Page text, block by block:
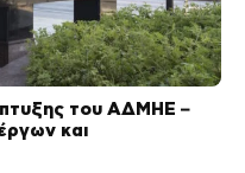
του ΑΔΜΗΕ –
και